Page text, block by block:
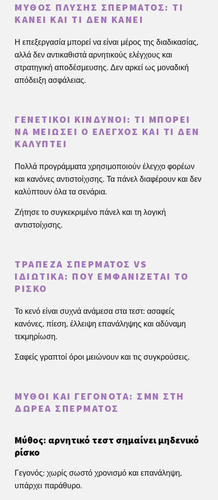
ΜΎΘΟΣ ΠΛΎΣΗΣ ΣΠΈΡΜΑΤΟΣ: ΤΙ
ΚΆΝΕΙ ΚΑΙ ΤΙ ΔΕΝ ΚΆΝΕΙ
Η επεξεργασία μπορεί να είναι μέρος της διαδικασίας,
αλλά δεν αντικαθιστά αρνητικούς ελέγχους και
στρατηγική αποδέσμευσης. Δεν αρκεί ως μοναδική
απόδειξη ασφάλειας.
ΓΕΝΕΤΙΚΟΊ ΚΊΝΔΥΝΟΙ: ΤΙ ΜΠΟΡΕΊ
ΝΑ ΜΕΙΏΣΕΙ Ο ΈΛΕΓΧΟΣ ΚΑΙ ΤΙ ΔΕΝ
ΚΑΛΎΠΤΕΙ
Πολλά προγράμματα χρησιμοποιούν έλεγχο φορέων
και κανόνες αντιστοίχισης. Τα πάνελ διαφέρουν και δεν
καλύπτουν όλα τα σενάρια.
Ζήτησε το συγκεκριμένο πάνελ και τη λογική
αντιστοίχισης.
ΤΡΆΠΕΖΑ ΣΠΈΡΜΑΤΟΣ VS
ΙΔΙΩΤΙΚΆ: ΠΟΎ ΕΜΦΑΝΊΖΕΤΑΙ ΤΟ
ΡΊΣΚΟ
Το κενό είναι συχνά ανάμεσα στα τεστ: ασαφείς
κανόνες, πίεση, έλλειψη επανάληψης και αδύναμη
τεκμηρίωση.
Σαφείς γραπτοί όροι μειώνουν και τις συγκρούσεις.
ΜΎΘΟΙ ΚΑΙ ΓΕΓΟΝΌΤΑ: ΣΜΝ ΣΤΗ
ΔΩΡΕΆ ΣΠΈΡΜΑΤΟΣ
Μύθος: αρνητικό τεστ σημαίνει μηδενικό
ρίσκο
Γεγονός: χωρίς σωστό χρονισμό και επανάληψη,
υπάρχει παράθυρο.